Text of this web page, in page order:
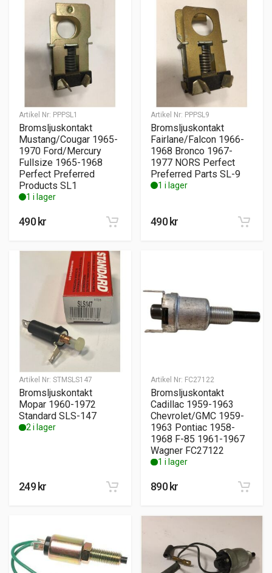
Artikel Nr: PPPSL1
Bromsljuskontakt
Mustang/Cougar 1965-
1970 Ford/Mercury
Fullsize 1965-1968
Perfect Preferred
Products SL1
1 i lager
490 kr
Artikel Nr: PPPSL9
Bromsljuskontakt
Fairlane/Falcon 1966-
1968 Bronco 1967-
1977 NORS Perfect
Preferred Parts SL-9
1 i lager
490 kr
Artikel Nr: STMSLS147
Bromsljuskontakt
Mopar 1960-1972
Standard SLS-147
2 i lager
249 kr
Artikel Nr: FC27122
Bromsljuskontakt
Cadillac 1959-1963
Chevrolet/GMC 1959-
1963 Pontiac 1958-
1968 F-85 1961-1967
Wagner FC27122
1 i lager
890 kr